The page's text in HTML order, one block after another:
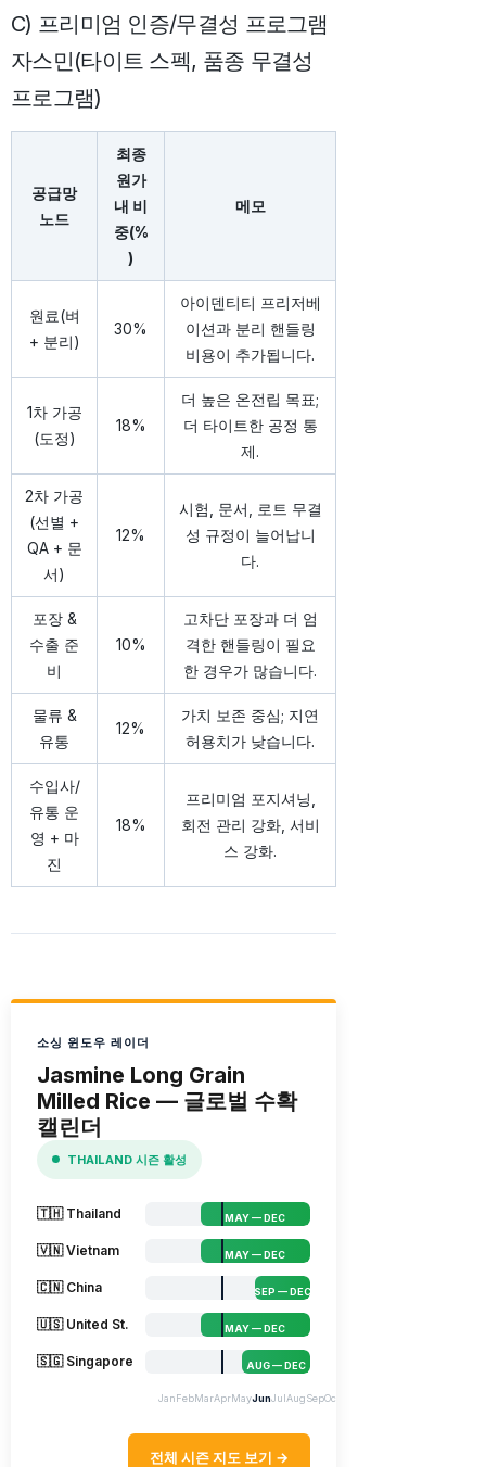
C) 프리미엄 인증/무결성 프로그램
자스민(타이트 스펙, 품종 무결성
프로그램)
공급망
노드
최종
원가
내 비
중(%
)
메모
원료(벼
+ 분리)
30%
아이덴티티 프리저베
이션과 분리 핸들링
비용이 추가됩니다.
1차 가공
(도정)
18%
더 높은 온전립 목표;
더 타이트한 공정 통
제.
2차 가공
(선별 +
QA + 문
서)
12%
시험, 문서, 로트 무결
성 규정이 늘어납니
다.
포장 &
수출 준
비
10%
고차단 포장과 더 엄
격한 핸들링이 필요
한 경우가 많습니다.
물류 &
유통
12%
가치 보존 중심; 지연
허용치가 낮습니다.
수입사/
유통 운
영 + 마
진
18%
프리미엄 포지셔닝,
회전 관리 강화, 서비
스 강화.
소싱 윈도우 레이더
Jasmine Long Grain
Milled Rice — 글로벌 수확
캘린더
THAILAND 시즌 활성
🇹🇭 Thailand MAY — DEC
🇻🇳 Vietnam MAY — DEC
🇨🇳 China SEP — DEC
🇺🇸 United St. MAY — DEC
🇸🇬 Singapore AUG — DEC
JanFebMarAprMayJunJulAugSepOct
전체 시즌 지도 보기 →